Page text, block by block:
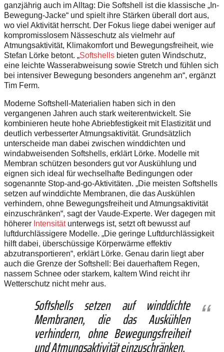
ganzjährig auch im Alltag: Die Softshell ist die klassische „In-
Bewegung-Jacke“ und spielt ihre Stärken überall dort aus,
wo viel Aktivität herrscht. Der Fokus liege dabei weniger auf
kompromisslosem Nässeschutz als vielmehr auf
Atmungsaktivität, Klimakomfort und Bewegungsfreiheit, wie
Stefan Lörke betont. „Softshells bieten guten Windschutz,
eine leichte Wasserabweisung sowie Stretch und fühlen sich
bei intensiver Bewegung besonders angenehm an“, ergänzt
Tim Ferm.
Moderne Softshell-Materialien haben sich in den
vergangenen Jahren auch stark weiterentwickelt. Sie
kombinieren heute hohe Abriebfestigkeit mit Elastizität und
deutlich verbesserter Atmungsaktivität. Grundsätzlich
unterscheide man dabei zwischen winddichten und
windabweisenden Softshells, erklärt Lörke. Modelle mit
Membran schützen besonders gut vor Auskühlung und
eignen sich ideal für wechselhafte Bedingungen oder
sogenannte Stop-and-go-Aktivitäten. „Die meisten Softshells
setzen auf winddichte Membranen, die das Auskühlen
verhindern, ohne Bewegungsfreiheit und Atmungsaktivität
einzuschränken“, sagt der Vaude-Experte. Wer dagegen mit
höherer Intensität unterwegs ist, setzt oft bewusst auf
luftdurchlässigere Modelle. „Die geringe Luftdurchlässigkeit
hilft dabei, überschüssige Körperwärme effektiv
abzutransportieren“, erklärt Lörke. Genau darin liegt aber
auch die Grenze der Softshell: Bei dauerhaftem Regen,
nassem Schnee oder starkem, kaltem Wind reicht ihr
Wetterschutz nicht mehr aus.
Softshells setzen auf winddichte
Membranen, die das Auskühlen
verhindern, ohne Bewegungsfreiheit
und Atmungsaktivität einzuschränken.